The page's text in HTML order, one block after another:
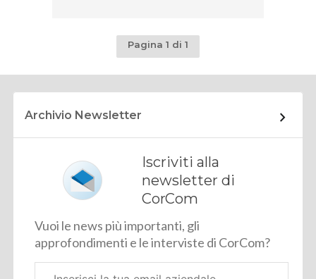
Pagina 1 di 1
Archivio Newsletter
Iscriviti alla
newsletter di
CorCom
Vuoi le news più importanti, gli
approfondimenti e le interviste di CorCom?